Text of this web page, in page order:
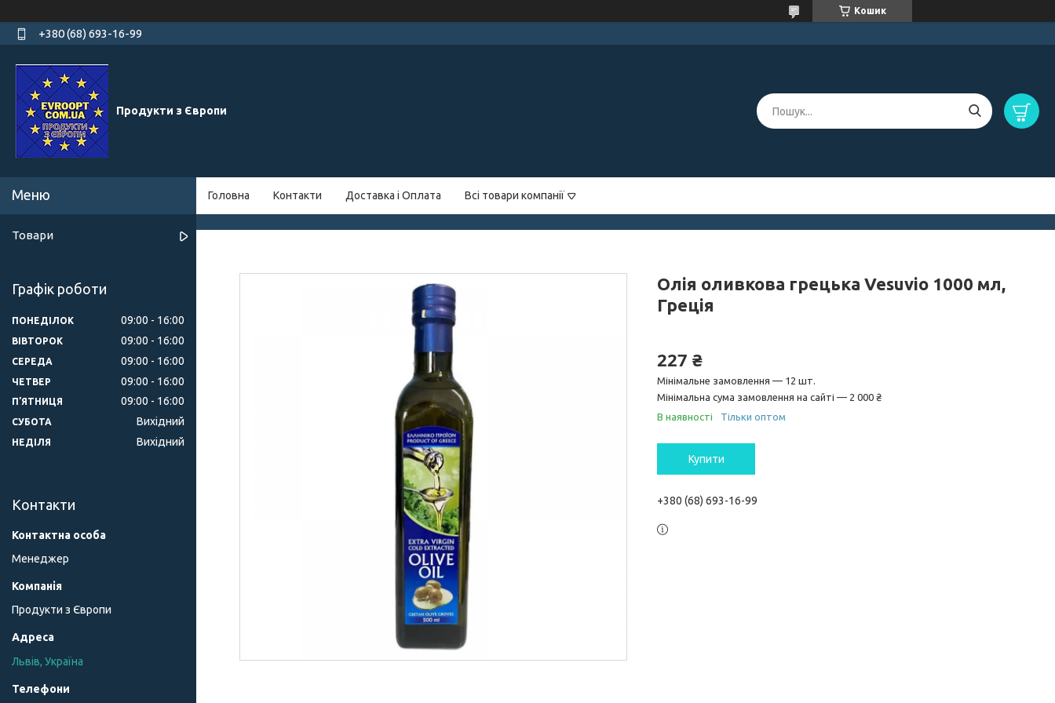
Кошик
+380 (68) 693-16-99
Продукти з Європи
Головна Контакти Доставка і Оплата Всі товари компанії
Олія оливкова грецька Vesuvio 1000 мл,
Греція
227 ₴
Мінімальне замовлення — 12 шт.
Мінімальна сума замовлення на сайті — 2 000 ₴
В наявності
Тільки оптом
Купити
+380 (68) 693-16-99
Товари
Графік роботи
ПОНЕДІЛОК 09:00 16:00
ВІВТОРОК 09:00 16:00
СЕРЕДА 09:00 16:00
ЧЕТВЕР 09:00 16:00
ПʼЯТНИЦЯ 09:00 16:00
СУБОТА Вихідний
НЕДІЛЯ Вихідний
Контакти
Менеджер
Продукти з Європи
Львів, Україна